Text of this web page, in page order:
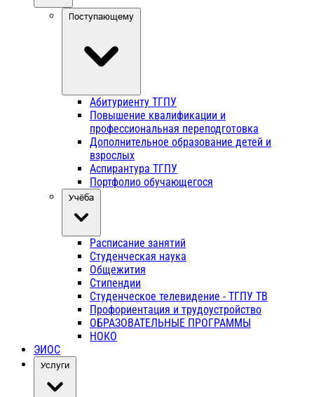
Поступающему
Абитуриенту ТГПУ
Повышение квалификации и
профессиональная переподготовка
Дополнительное образование детей и
взрослых
Аспирантура ТГПУ
Портфолио обучающегося
Учёба
Расписание занятий
Студенческая наука
Общежития
Стипендии
Студенческое телевидение - ТГПУ ТВ
Профориентация и трудоустройство
ОБРАЗОВАТЕЛЬНЫЕ ПРОГРАММЫ
НОКО
ЭИОС
Услуги